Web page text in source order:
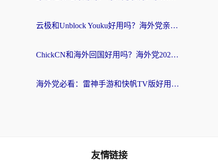
云极和Unblock Youku好用吗？海外党亲测+2026回国加速器避坑指南
ChickCN和海外回国好用吗？海外党2026亲测：从手游到影音，选对加速器的3个关键
海外党必看：雷神手游和快帆TV版好用吗？3步选对回国加速器不踩坑
友情链接